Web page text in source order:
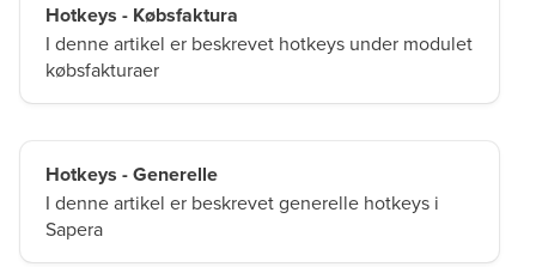
Hotkeys - Købsfaktura
I denne artikel er beskrevet hotkeys under modulet
købsfakturaer
Hotkeys - Generelle
I denne artikel er beskrevet generelle hotkeys i
Sapera